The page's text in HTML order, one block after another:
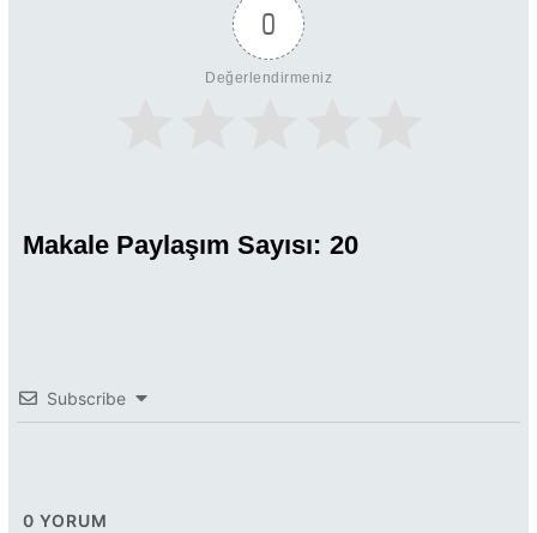
0
Değerlendirmeniz
Makale Paylaşım Sayısı: 20
Subscribe
0 YORUM